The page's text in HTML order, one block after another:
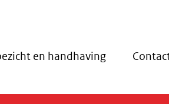
en handhaving